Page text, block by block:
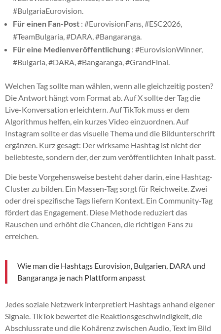
#BulgariaEurovision.
Für einen Fan-Post : #EurovisionFans, #ESC2026,
#TeamBulgaria, #DARA, #Bangaranga.
Für eine Medienveröffentlichung : #EurovisionWinner,
#Bulgaria, #DARA, #Bangaranga, #GrandFinal.
Welchen Tag sollte man wählen, wenn alle gleichzeitig posten?
Die Antwort hängt vom Format ab. Auf X sollte der Tag die
Live-Konversation erleichtern. Auf TikTok muss er dem
Algorithmus helfen, ein kurzes Video einzuordnen. Auf
Instagram sollte er das visuelle Thema und die Bildunterschrift
ergänzen. Kurz gesagt: Der wirksame Hashtag ist nicht der
beliebteste, sondern der, der zum veröffentlichten Inhalt passt.
Die beste Vorgehensweise besteht daher darin, eine Hashtag-
Cluster zu bilden. Ein Massen-Tag sorgt für Reichweite. Zwei
oder drei spezifische Tags liefern Kontext. Ein Community-Tag
fördert das Engagement. Diese Methode reduziert das
Rauschen und erhöht die Chancen, die richtigen Fans zu
erreichen.
Wie man die Hashtags Eurovision, Bulgarien, DARA und
Bangaranga je nach Plattform anpasst
Jedes soziale Netzwerk interpretiert Hashtags anhand eigener
Signale. TikTok bewertet die Reaktionsgeschwindigkeit, die
Abschlussrate und die Kohärenz zwischen Audio, Text im Bild